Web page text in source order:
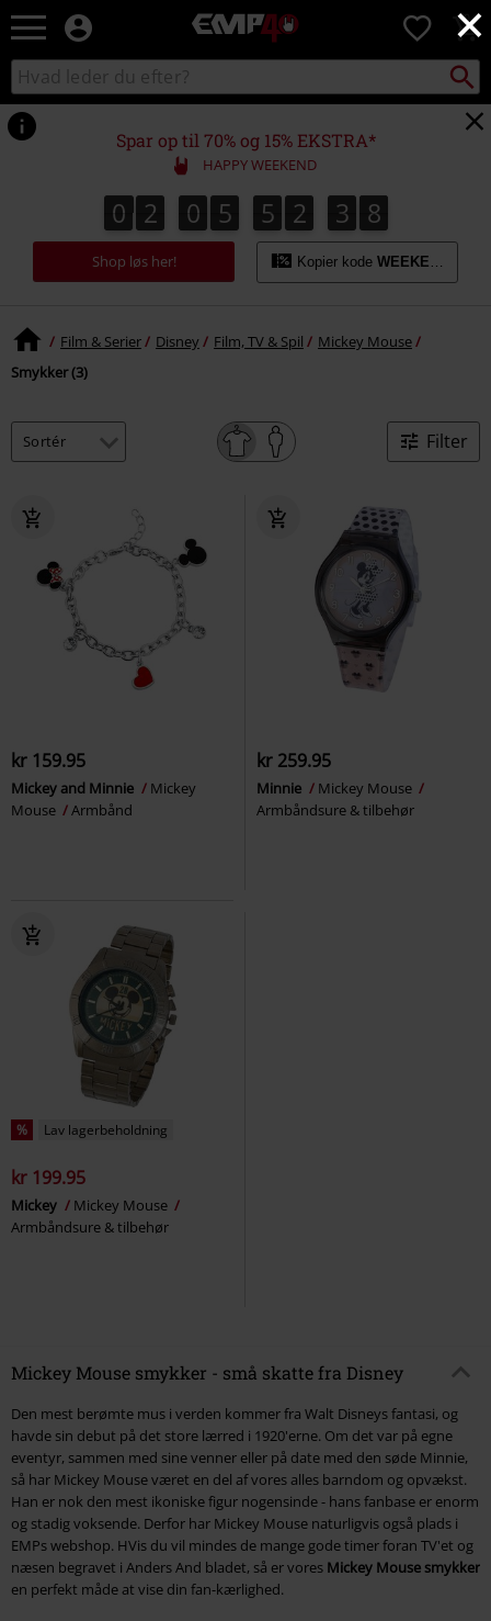
×
EMP
Musik,
TV
gaming
merch
alternativ
mode
0
Søg
sortiment
Søg
Spar op til 70% og 15% EKSTRA*
HAPPY WEEKEND
0
0 2
2 0
0 5
5 5
5 2
2 3
4
3 7
8
7
9
8
Shop løs her! Kopier kode WEEKEND
Film & Serier Disney Film, TV & Spil
Mickey Mouse
Smykker (3)
Filter
kr 159.95
Mickey and Minnie
Mickey
Mouse
Armbånd
kr 259.95
Minnie
Mickey Mouse
Armbåndsure & tilbehør
% Lav lagerbeholdning
kr 199.95
Mickey
Mickey Mouse
Armbåndsure & tilbehør
Mickey Mouse smykker - små skatte fra Disney
Den mest berømte mus i verden kommer fra Walt Disneys fantasi, og
havde sin debut på det store lærred i 1920'erne. Om det var på egne
eventyr, sammen med sine venner eller på date med den søde Minnie,
så har Mickey Mouse været en del af vores alles barndom og opvækst.
Han er nok den mest ikoniske figur nogensinde - hans fanbase er enorm
og stadig voksende. Derfor har Mickey Mouse naturligvis også plads i
EMPs webshop. HVis du vil mindes de mange gode timer foran TV'et og
næsen begravet i Anders And bladet, så er vores Mickey Mouse smykker
en perfekt måde at vise din fan-kærlighed.